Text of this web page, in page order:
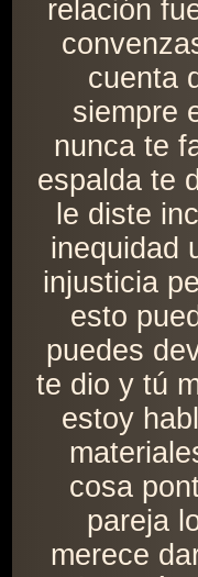
relación
cuenta
siempre
nunca te
espalda te
le diste
inequidad
injusticia
esto
puedes
te dio y tú
estoy
cosa
pareja
merece